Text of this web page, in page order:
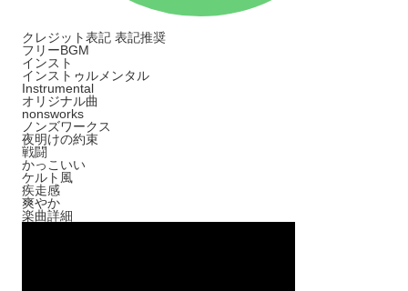
クレジット表記 表記推奨
フリーBGM
インスト
インストゥルメンタル
Instrumental
オリジナル曲
nonsworks
ノンズワークス
夜明けの約束
戦闘
かっこいい
ケルト風
疾走感
爽やか
楽曲詳細